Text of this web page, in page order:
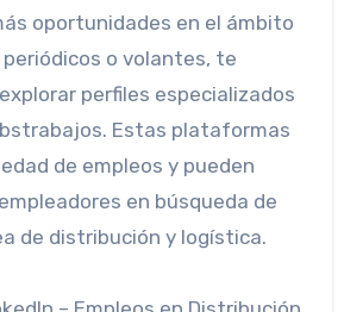
oportunidades en el ámbito
o volantes, te
perfiles especializados
Estas plataformas
de empleos y pueden
en búsqueda de
de distribución y logística.